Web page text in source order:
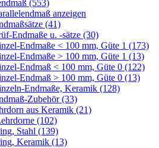
(553)
anzeigen
(41)
Endmaße u. -sätze (30)
Endmaße < 100 mm, Güte 1 (173)
Endmaße > 100 mm, Güte 1 (13)
Endmaß < 100 mm, Güte 0 (122)
Endmaß > 100 mm, Güte 0 (13)
Endmaße, Keramik (128)
Zubehör (33)
aus Keramik (21)
(102)
Stahl (139)
Keramik (13)